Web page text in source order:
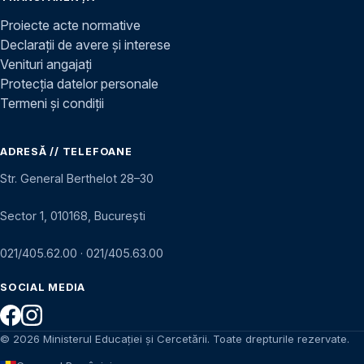
Proiecte acte normative
Declarații de avere și interese
Venituri angajați
Protecția datelor personale
Termeni și condiții
ADRESĂ // TELEFOANE
Str. General Berthelot 28–30
Sector 1, 010168, București
021/405.62.00 · 021/405.63.00
SOCIAL MEDIA
© 2026 Ministerul Educației și Cercetării. Toate drepturile rezervate.